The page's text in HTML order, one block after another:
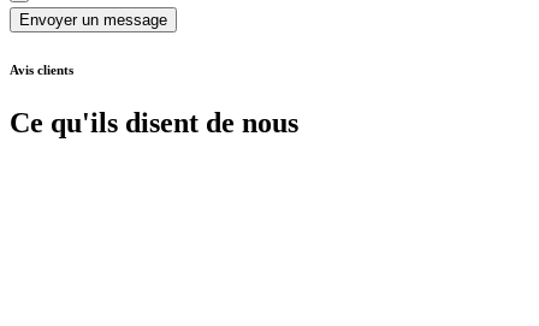
Envoyer un message
Avis clients
Ce qu'ils disent de nous